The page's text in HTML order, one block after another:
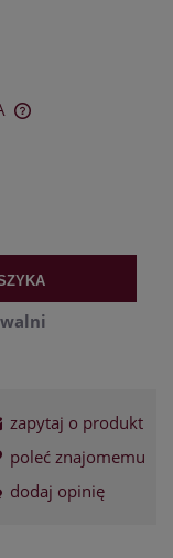
zapytaj o produkt
poleć znajomemu
dodaj opinię